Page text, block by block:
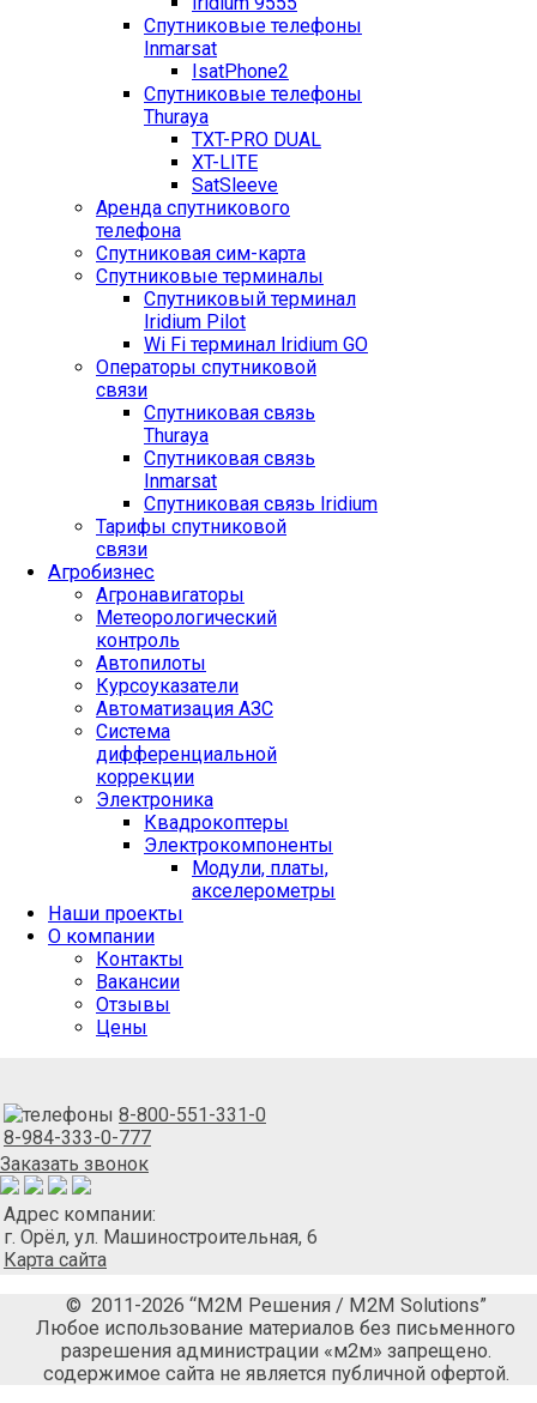
Спутниковые телефоны
Inmarsat
IsatPhone2
Спутниковые телефоны
Thuraya
TXT-PRO DUAL
XT-LITE
SatSleeve
Аренда спутникового
телефона
Спутниковая сим-карта
Спутниковые терминалы
Спутниковый терминал
Iridium Pilot
Wi Fi терминал Iridium GO
Операторы спутниковой
связи
Спутниковая связь
Thuraya
Спутниковая связь
Inmarsat
Спутниковая связь Iridium
Тарифы спутниковой
связи
Агробизнес
Агронавигаторы
Метеорологический
контроль
Автопилоты
Курсоуказатели
Автоматизация АЗС
Система
дифференциальной
коррекции
Электроника
Квадрокоптеры
Электрокомпоненты
Модули, платы,
акселерометры
Наши проекты
О компании
Контакты
Вакансии
Отзывы
Цены
8-800-551-331-0
8-984-333-0-777
Заказать звонок
Адрес компании:
г. Орёл, ул. Машиностроительная, 6
Карта сайта
© 2011-2026 “М2М Решения / M2M Solutions”
Любое использование материалов без письменного
разрешения администрации «м2м» запрещено.
содержимое сайта не является публичной офертой.